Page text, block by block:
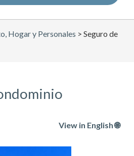
Hogar y Personales > Seguro de
View in English 🌐